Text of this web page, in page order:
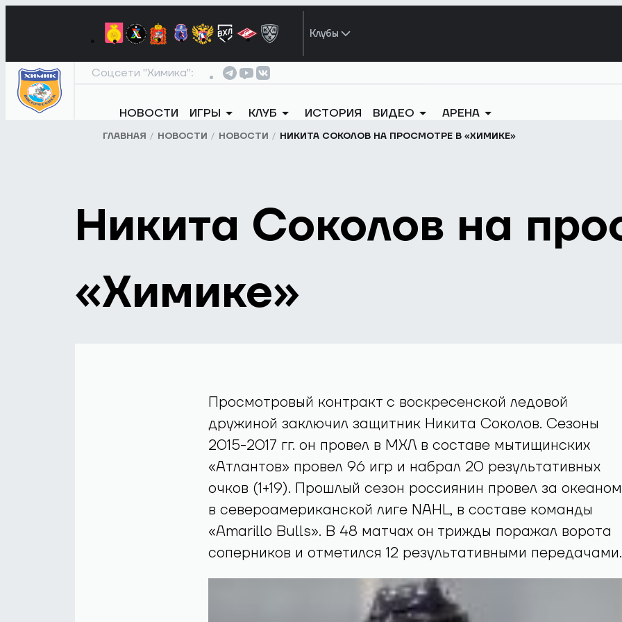
Клубы
Соцсети "Химика":
НОВОСТИ ИГРЫ КЛУБ ИСТОРИЯ ВИДЕО АРЕНА
ГЛАВНАЯ НОВОСТИ НОВОСТИ НИКИТА СОКОЛОВ НА ПРОСМОТРЕ В «ХИМИКЕ»
Никита Соколов на
«Химике»
Просмотровый контракт с воскресенской ледовой
дружиной заключил защитник Никита Соколов. Сезоны
2015-2017 гг. он провел в МХЛ в составе мытищинских
«Атлантов» провел 96 игр и набрал 20 результативных
очков (1+19). Прошлый сезон россиянин провел за
в североамериканской лиге NAHL, в составе команды
«Amarillo Bulls». В 48 матчах он трижды поражал ворота
соперников и отметился 12 результативными передачами.